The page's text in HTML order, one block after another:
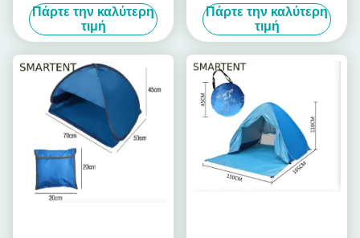
νάυλον Ripstop θόλο
πλαισίων αργιλίου 360T
Πάρτε την καλύτερη
τιμή
PU3000mm καμπινών 10
ατόμων
Πάρτε την καλύτερη
τιμή